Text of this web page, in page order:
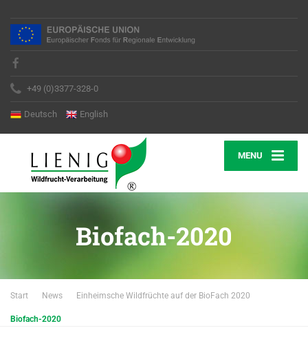
+49 (0)3377-328-0
Deutsch English
MENU
Biofach-2020
Start News Einheimsche Wildfrüchte auf der BioFach 2020
Biofach-2020